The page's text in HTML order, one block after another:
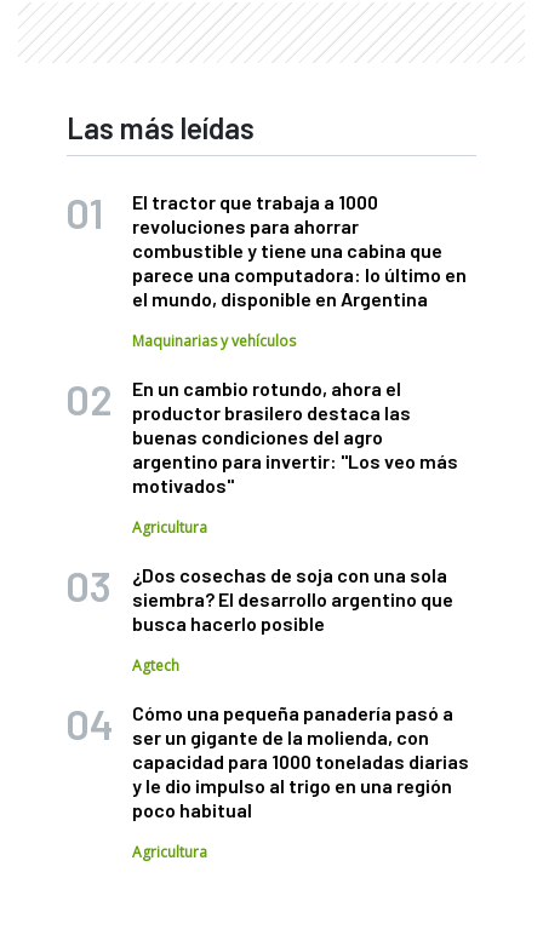
Las más leídas
El tractor que trabaja a 1000
revoluciones para ahorrar
combustible y tiene una cabina que
parece una computadora: lo último en
el mundo, disponible en Argentina
Maquinarias y vehículos
En un cambio rotundo, ahora el
productor brasilero destaca las
buenas condiciones del agro
argentino para invertir: "Los veo más
motivados"
Agricultura
¿Dos cosechas de soja con una sola
siembra? El desarrollo argentino que
busca hacerlo posible
Agtech
Cómo una pequeña panadería pasó a
ser un gigante de la molienda, con
capacidad para 1000 toneladas diarias
y le dio impulso al trigo en una región
poco habitual
Agricultura